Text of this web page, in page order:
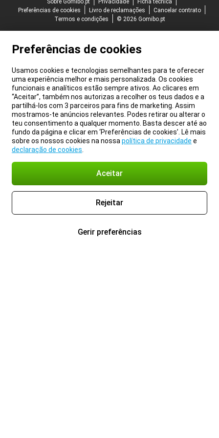
Sobre Gomibo.pt
Privacidade
Ficha técnica
Preferências de cookies
Livro de reclamações
Cancelar contrato
Termos e condições
© 2026 Gomibo.pt
Preferências de cookies
Usamos cookies e tecnologias semelhantes para te oferecer
uma experiência melhor e mais personalizada. Os cookies
funcionais e analíticos estão sempre ativos. Ao clicares em
“Aceitar”, também nos autorizas a recolher os teus dados e a
partilhá-los com 3 parceiros para fins de marketing. Assim
mostramos-te anúncios relevantes. Podes retirar ou alterar o
teu consentimento a qualquer momento. Basta descer até ao
fundo da página e clicar em ‘Preferências de cookies’. Lê mais
sobre os nossos cookies na nossa política de privacidade e
declaração de cookies
Aceitar
Rejeitar
Gerir preferências